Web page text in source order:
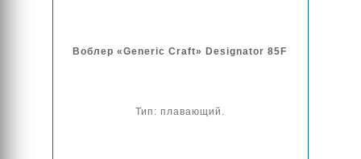
Воблер «Generic Craft» Designator 85F
Тип: плавающий.